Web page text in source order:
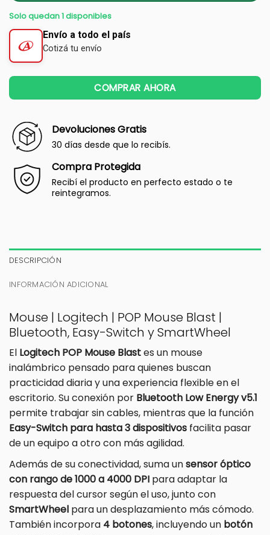
Solo quedan 1 disponibles
Envío a todo el país
Cotizá tu envío
COMPRAR AHORA
Devoluciones Gratis
30 días desde que lo recibís.
Compra Protegida
Recibí el producto en perfecto estado o te
reintegramos.
DESCRIPCIÓN
INFORMACIÓN ADICIONAL
Mouse | Logitech | POP Mouse Blast |
Bluetooth, Easy-Switch y SmartWheel
El Logitech POP Mouse Blastes un mouse
inalámbrico pensado para quienes buscan
practicidad diaria y una experiencia flexible en el
escritorio. Su conexión por Bluetooth Low Energy v5.1
permite trabajar sin cables, mientras que la función
Easy-Switch para hasta 3 dispositivos facilita pasar
de un equipo a otro con más agilidad.
Además de su conectividad, suma unsensor óptico
con rango de 1000 a 4000 DPI para adaptar la
respuesta del cursor según el uso, junto con
SmartWheel para un desplazamiento más cómodo.
También incorpora 4 botones, incluyendo un botón